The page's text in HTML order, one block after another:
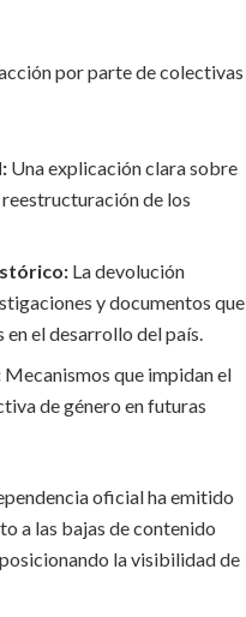
por parte de colectivas
Una explicación clara sobre
de los
La devolución
y documentos que
el desarrollo del país.
Mecanismos que impidan el
de género en futuras
oficial ha emitido
a las bajas de contenido
la visibilidad de